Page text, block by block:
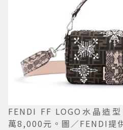
FENDI FF LOGO水晶造
萬8,000元。圖／FENDI提